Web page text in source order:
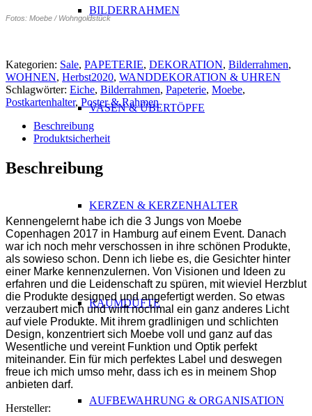
BILDERRAHMEN
VASEN & ÜBERTÖPFE
KERZEN & KERZENHALTER
RAUMDÜFTE
AUFBEWAHRUNG & ORGANISATION
Fotos: Moebe / Wohngoldstück
Kategorien: Sale, PAPETERIE, DEKORATION, Bilderrahmen,
WOHNEN, Herbst2020, WANDDEKORATION & UHREN
Schlagwörter: Eiche, Bilderrahmen, Papeterie, Moebe,
Postkartenhalter, Poster & Rahmen
Beschreibung
Produktsicherheit
Beschreibung
Kennengelernt habe ich die 3 Jungs von Moebe
Copenhagen 2017 in Hamburg auf einem Event. Danach
war ich noch mehr verschossen in ihre schönen Produkte,
als sowieso schon. Denn ich liebe es, die Gesichter hinter
einer Marke kennenzulernen. Von Visionen und Ideen zu
erfahren und die Leidenschaft zu spüren, mit wieviel Herzblut
die Produkte designed und angefertigt werden. So etwas
verzaubert mich und wirft nochmal ein ganz anderes Licht
auf viele Produkte. Mit ihrem gradlinigen und schlichten
Design, konzentriert sich Moebe voll und ganz auf das
Wesentliche und vereint Funktion und Optik perfekt
miteinander. Ein für mich perfektes Label und deswegen
freue ich mich umso mehr, dass ich es in meinem Shop
anbieten darf.
Hersteller: